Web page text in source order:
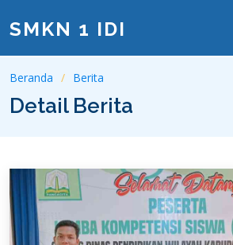
SMKN 1 IDI
Beranda Berita
Detail Berita